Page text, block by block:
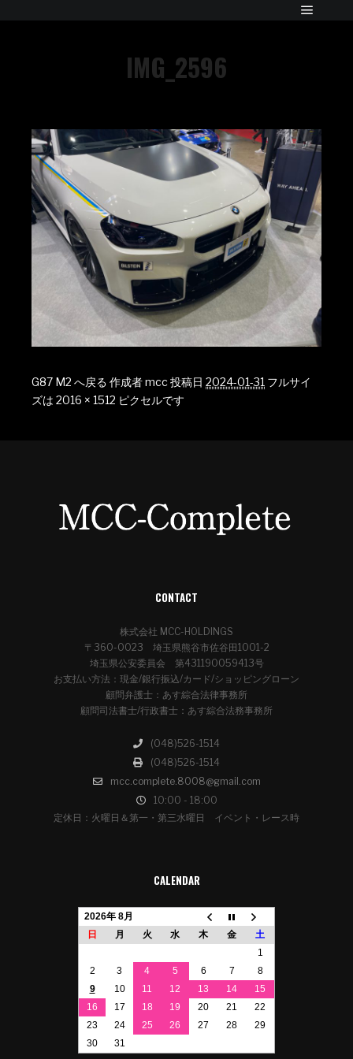
IMG_2596
G87 M2 へ戻る 作成者mcc投稿日 2024-01-31 フルサイ
ズは 2016 × 1512 ピクセルです
CONTACT
株式会社 MCC-HOLDINGS
〒360-0023 埼玉県熊谷市佐谷田1001-2
埼玉県公安委員会 第431190059413号
お支払い方法：現金/銀行振込/カード/ショッピングローン
顧問弁護士：あす綜合法律事務所
顧問司法書士/行政書士：あす綜合法務事務所
(048)526-1514
(048)526-1514
mcc.complete.8008@gmail.com
10:00 - 18:00
定休日：火曜日＆第一・第三水曜日 イベント・レース時
CALENDAR
2026年 8月
日
月 火 水 木 金
土
1
2
3 4 5 6 7
8
9
10 11 12 13 14
15
16
17 18 19 20 21
22
23
24 25 26 27 28
29
30
31